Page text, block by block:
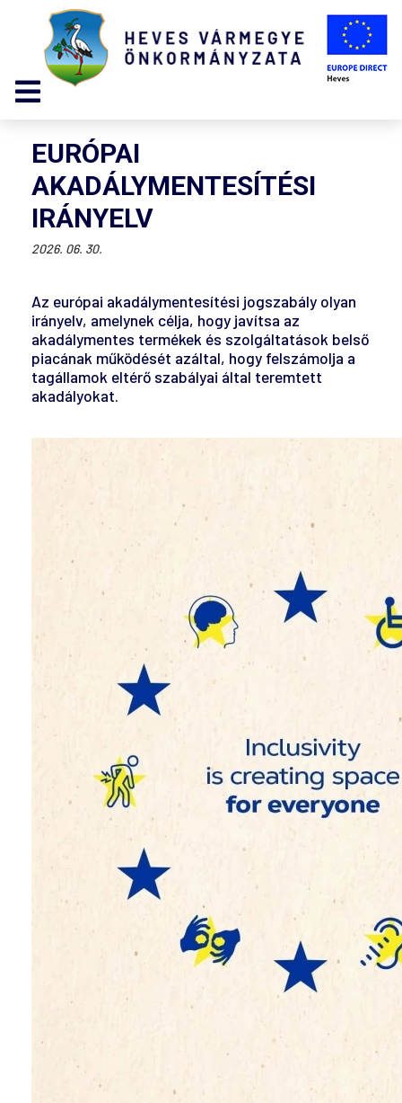
EURÓPAI
AKADÁLYMENTESÍTÉSI
IRÁNYELV
2026. 06. 30.
Az európai akadálymentesítési jogszabály olyan
irányelv, amelynek célja, hogy javítsa az
akadálymentes termékek és szolgáltatások belső
piacának működését azáltal, hogy felszámolja a
tagállamok eltérő szabályai által teremtett
akadályokat.